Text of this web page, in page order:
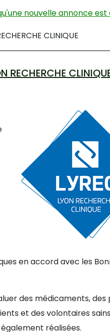
nouvelle annonce est
CLINIQUE
en accord avec les
des médicaments, des
et des volontaires
réalisées.